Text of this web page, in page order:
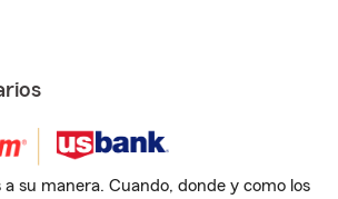
a su manera. Cuando, donde y como los